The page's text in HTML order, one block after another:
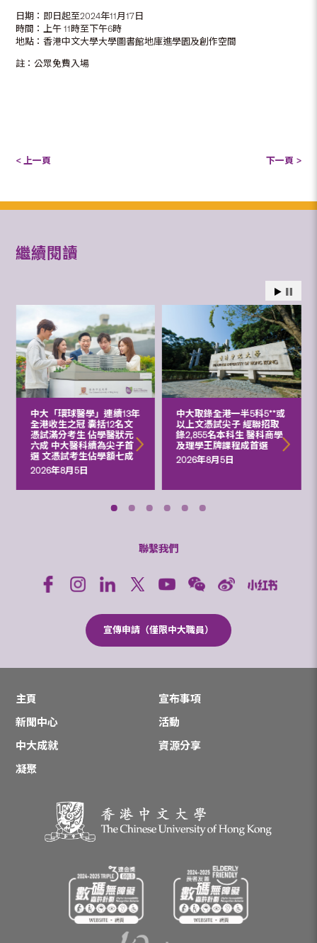
日期：即日起至2024年11月17日
時間：上午 11時至下午6時
地點：香港中文大學大學圖書館地庫進學園及創作空間
註：公眾免費入場
< 上一頁 下一頁 >
繼續閱讀
中大「環球醫學」連續13年
全港收生之冠 囊括12名文
憑試滿分考生 佔學醫狀元
六成 中大醫科續為尖子首
選 文憑試考生佔學額七成
2026年8月5日
中大取錄全港一半5科5**或
以上文憑試尖子 經聯招取
錄2,855名本科生 醫科商學
及理學王牌課程成首選
2026年8月5日
聯繫我們
宣傳申請（僅限中大職員）
主頁
宣布事項
新聞中心
活動
中大成就
資源分享
凝聚